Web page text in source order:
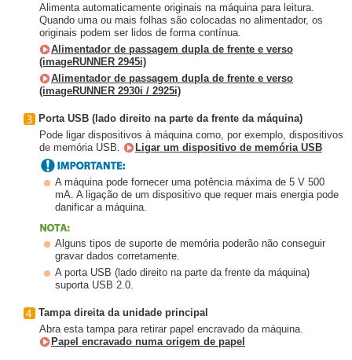
Alimenta automaticamente originais na máquina para leitura.
Quando uma ou mais folhas são colocadas no alimentador, os
originais podem ser lidos de forma contínua.
Alimentador de passagem dupla de frente e verso
(imageRUNNER 2945i)
Alimentador de passagem dupla de frente e verso
(imageRUNNER 2930i / 2925i)
Porta USB (lado direito na parte da frente da máquina)
Pode ligar dispositivos à máquina como, por exemplo, dispositivos
de memória USB.
Ligar um dispositivo de memória USB
A máquina pode fornecer uma potência máxima de 5 V 500
mA. A ligação de um dispositivo que requer mais energia pode
danificar a máquina.
Alguns tipos de suporte de memória poderão não conseguir
gravar dados corretamente.
A porta USB (lado direito na parte da frente da máquina)
suporta USB 2.0.
Tampa direita da unidade principal
Abra esta tampa para retirar papel encravado da máquina.
Papel encravado numa origem de papel